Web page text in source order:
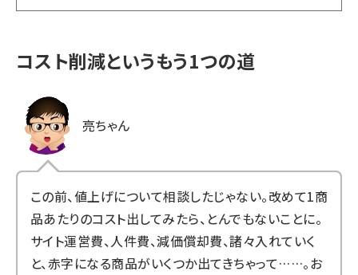
コスト削減というもう1つの道
亮ちゃん
この前、値上げについて相談したじゃない。改めて1商
品あたりのコスト出してみたら、とんでもないことに。
サイト運営費、人件費、減価償却費、諸々入れていく
と、赤字になる商品がいくつか出てきちゃって……。お